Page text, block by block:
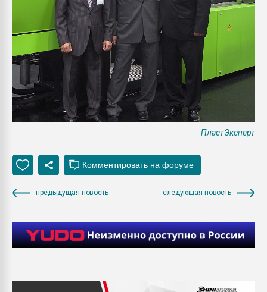
ПластЭксперт
предыдущая новость следующая новость